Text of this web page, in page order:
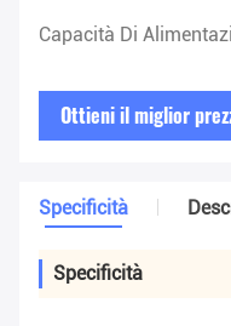
Capacità Di
Ottieni il miglior
Specificità
Specificità